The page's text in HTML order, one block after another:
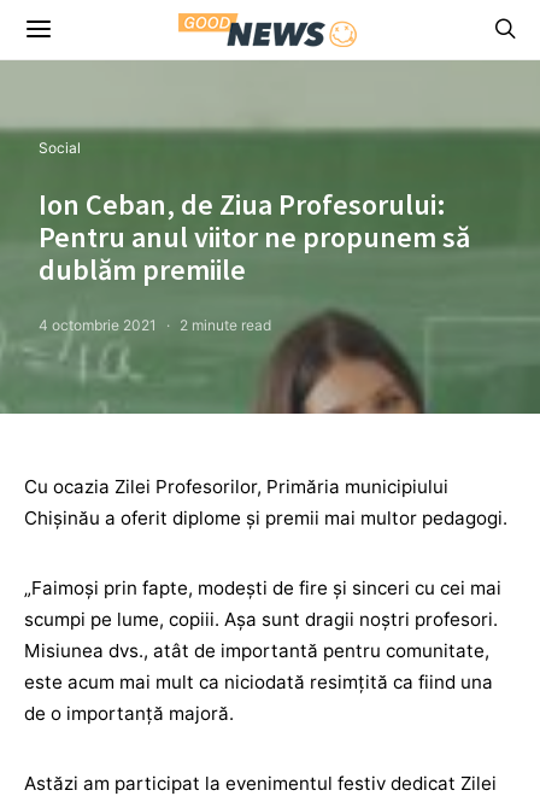
Social
Ion Ceban, de Ziua Profesorului:
Pentru anul viitor ne propunem să
dublăm premiile
4 octombrie 2021 2 minute read
Cu ocazia Zilei Profesorilor, Primăria municipiului
Chișinău a oferit diplome și premii mai multor pedagogi.
„Faimoși prin fapte, modești de fire și sinceri cu cei mai
scumpi pe lume, copiii. Așa sunt dragii noștri profesori.
Misiunea dvs., atât de importantă pentru comunitate,
este acum mai mult ca niciodată resimțită ca fiind una
de o importanță majoră.
Astăzi am participat la evenimentul festiv dedicat Zilei